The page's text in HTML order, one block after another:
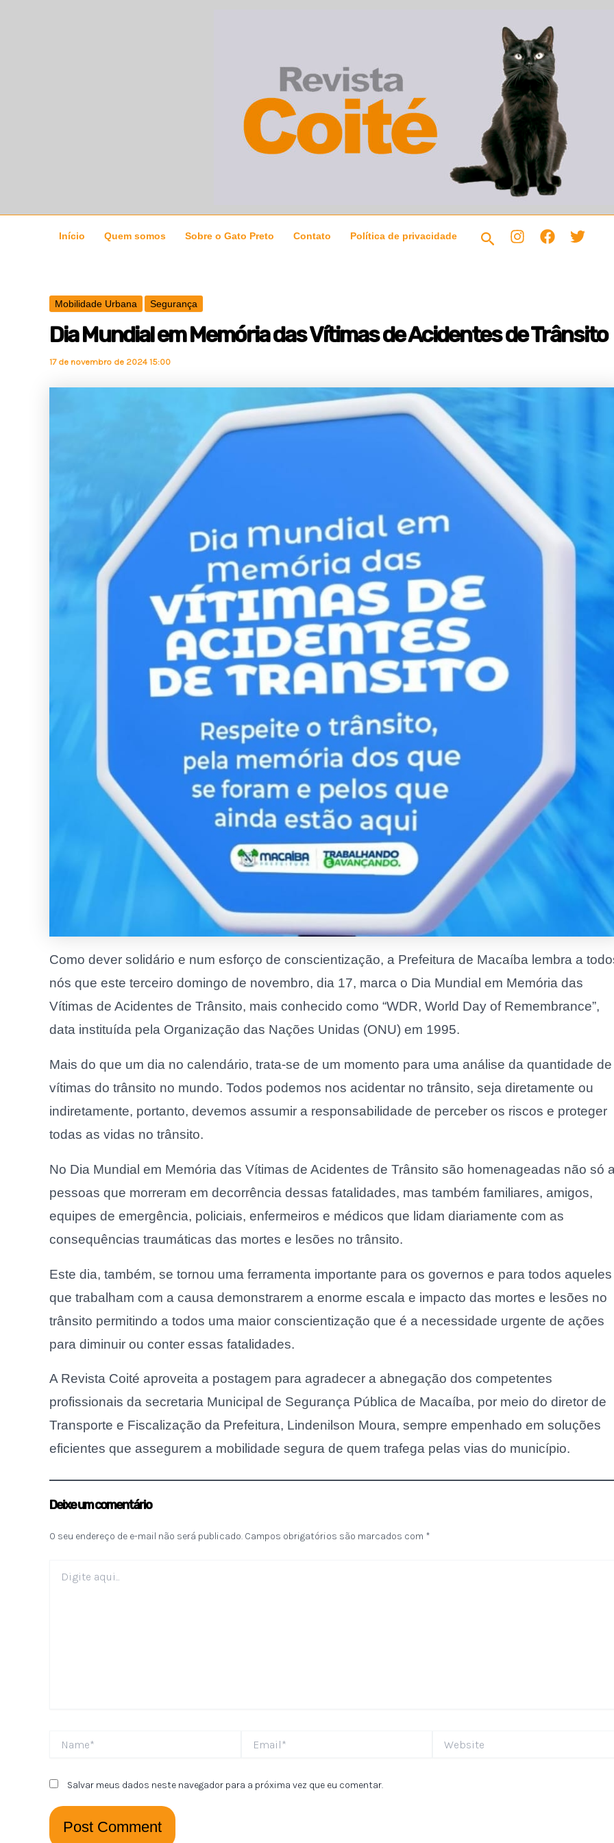
Início Quem somos Sobre o Gato Preto Contato Política de privacidade Pesquisar
Mobilidade Urbana Segurança
Dia Mundial em Memória das Vítimas de Acidentes de Trânsito
17 de novembro de 2024 15:00
Como dever solidário e num esforço de conscientização, a Prefeitura de Macaíba lembra a
nós que este terceiro domingo de novembro, dia 17, marca o Dia Mundial em Memória das
Vítimas de Acidentes de Trânsito, mais conhecido como “WDR, World Day of Remembrance”,
data instituída pela Organização das Nações Unidas (ONU) em 1995.
Mais do que um dia no calendário, trata-se de um momento para uma análise da quantidade de
vítimas do trânsito no mundo. Todos podemos nos acidentar no trânsito, seja diretamente ou
indiretamente, portanto, devemos assumir a responsabilidade de perceber os riscos e proteger
todas as vidas no trânsito.
No Dia Mundial em Memória das Vítimas de Acidentes de Trânsito são homenageadas não só
pessoas que morreram em decorrência dessas fatalidades, mas também familiares, amigos,
equipes de emergência, policiais, enfermeiros e médicos que lidam diariamente com as
consequências traumáticas das mortes e lesões no trânsito.
Este dia, também, se tornou uma ferramenta importante para os governos e para todos aqueles
que trabalham com a causa demonstrarem a enorme escala e impacto das mortes e lesões no
trânsito permitindo a todos uma maior conscientização que é a necessidade urgente de ações
para diminuir ou conter essas fatalidades.
A Revista Coité aproveita a postagem para agradecer a abnegação dos competentes
profissionais da secretaria Municipal de Segurança Pública de Macaíba, por meio do diretor de
Transporte e Fiscalização da Prefeitura, Lindenilson Moura, sempre empenhado em soluções
eficientes que assegurem a mobilidade segura de quem trafega pelas vias do município.
Deixe um comentário
O seu endereço de e-mail não será publicado. Campos obrigatórios são marcados com *
aqui...
Salvar meus dados neste navegador para a próxima vez que eu comentar.